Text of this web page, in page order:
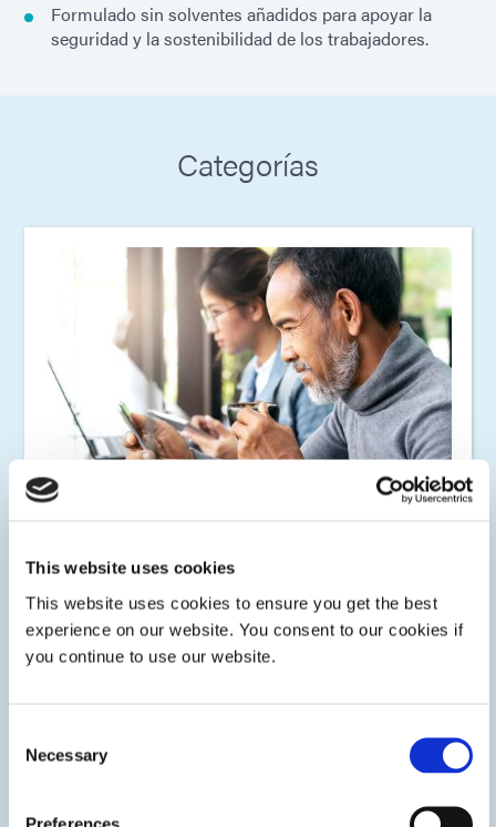
This website uses cookies
This website uses cookies to ensure you get the best
experience on our website. You consent to our cookies if
you continue to use our website.
Selection
Necessary
Preferences
Formulado sin solventes añadidos para apoyar la
seguridad y la sostenibilidad de los trabajadores.
Categorías
Electrodomésticos
Dymax tiene una amplia cartera de recubrimientos curables
con luz, encapsulantes, adhesivos, enmascarantes,
compuestos para encapsulado, fijación de cables, robustez
y materiales de interfaz térmica para protección de circuitos